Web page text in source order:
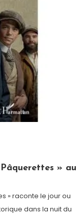
» au
» raconte le jour ou
dans la nuit du